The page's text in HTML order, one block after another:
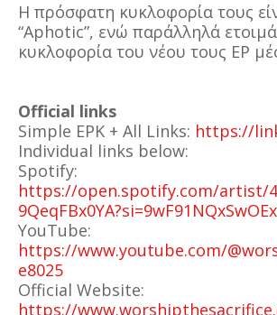
Η πρόσφατη κυκλοφορία τους
“Aphotic”, ενώ παράλληλά
κυκλοφορία του νέου τους EP
Official links
Simple EPK + All Links: https://
Individual links below:
Spotify:
https://open.spotify.com/artist/
YouTube:
https://www.youtube.com/
e8025
Official Website:
https://